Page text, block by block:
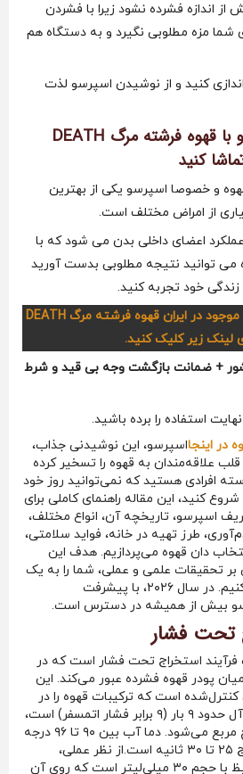
اندازه فشرده نشود زیرا با فشردن
مزه مطلوبی نگیرد و به دستگاه هم
اندازی کنید و از نوشیدن اسپرسو لذت
طرز تهیه قهوه اسپرسو با قهوه فرشته مرگ DEATH
و خصوصا اسپرسو یکی از بهترین
از امراض مختلف است.
اعضای داخلی بدن می شود که با
می توانید نتیجه مطلوبی بدست آورید
زندگی خود تجربه کنید.
برای خرید قوی ترین قهوه موجود در ایران قهوه فرشته مرگ DEATH
+ ضمانت بازگشت وجه بی قید و شرط
استفاده را برده باشید.
در اینجااسپرسو، این نوشیدنی جذاب،
علاقه‌مندان به قهوه را تسخیر کرده
افرادی هستید که نمی‌توانید روز خود
کنید، این مقاله راهنمای کاملی برای
اسپرسو، تاریخچه آن، انواع مختلف،
طرز تهیه در خانه، فواید سلامتی،
دان قهوه می‌پردازیم. هدف این
بر تحقیقات علمی و عملی، شما را به یک
متخصص اسپرسو تبدیل کنیم. در سال ۲۰۲۶، با پیشرفت
بیش از همیشه در دسترس است.
تحت فشار
فرآیند استخراج تحت فشار است که در
پودر قهوه فشرده عبور می‌کند. این
است که ترکیبات قهوه را در
آب حل می‌کند. فشار ایده‌آل حدود ۹ بار (۹ برابر فشار اتمسفر) است،
که تقریباً ۱۳۰ پوند بر اینچ مربع می‌شود. دما آب بین ۹۰ تا ۹۶ درجه
سانتی‌گراد و زمان استخراج ۲۵ تا ۳۰ ثانیه است.از نظر عملی،
اسپرسو یک نوشیدنی غلیظ با حجم ۳۰ میلی‌لیتر است که روی آن